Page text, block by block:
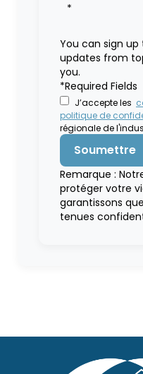
*
You can sign
updates from
you.
*Required Fields
J’accepte les
politique de
régionale de
Remarque :
protéger votre
garantissons
tenues